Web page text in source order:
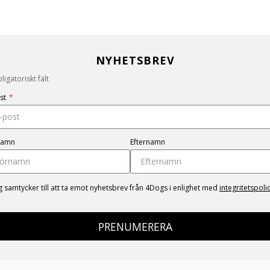
NYHETSBREV
fält
*
Efternamn
samtycker till att ta emot nyhetsbrev från 4Dogs i enlighet med
PRENUMERERA